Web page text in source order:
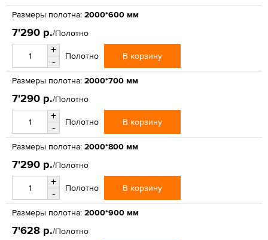
Размеры полотна: 2000*600 мм
7'290 р./Полотно
+
-
Полотно В корзину
Размеры полотна: 2000*700 мм
7'290 р./Полотно
+
-
Полотно В корзину
Размеры полотна: 2000*800 мм
7'290 р./Полотно
+
-
Полотно В корзину
Размеры полотна: 2000*900 мм
7'628 р./Полотно